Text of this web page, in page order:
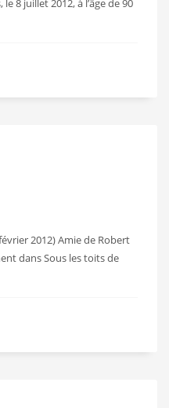
2012) Amie de Robert
dans Sous les toits de